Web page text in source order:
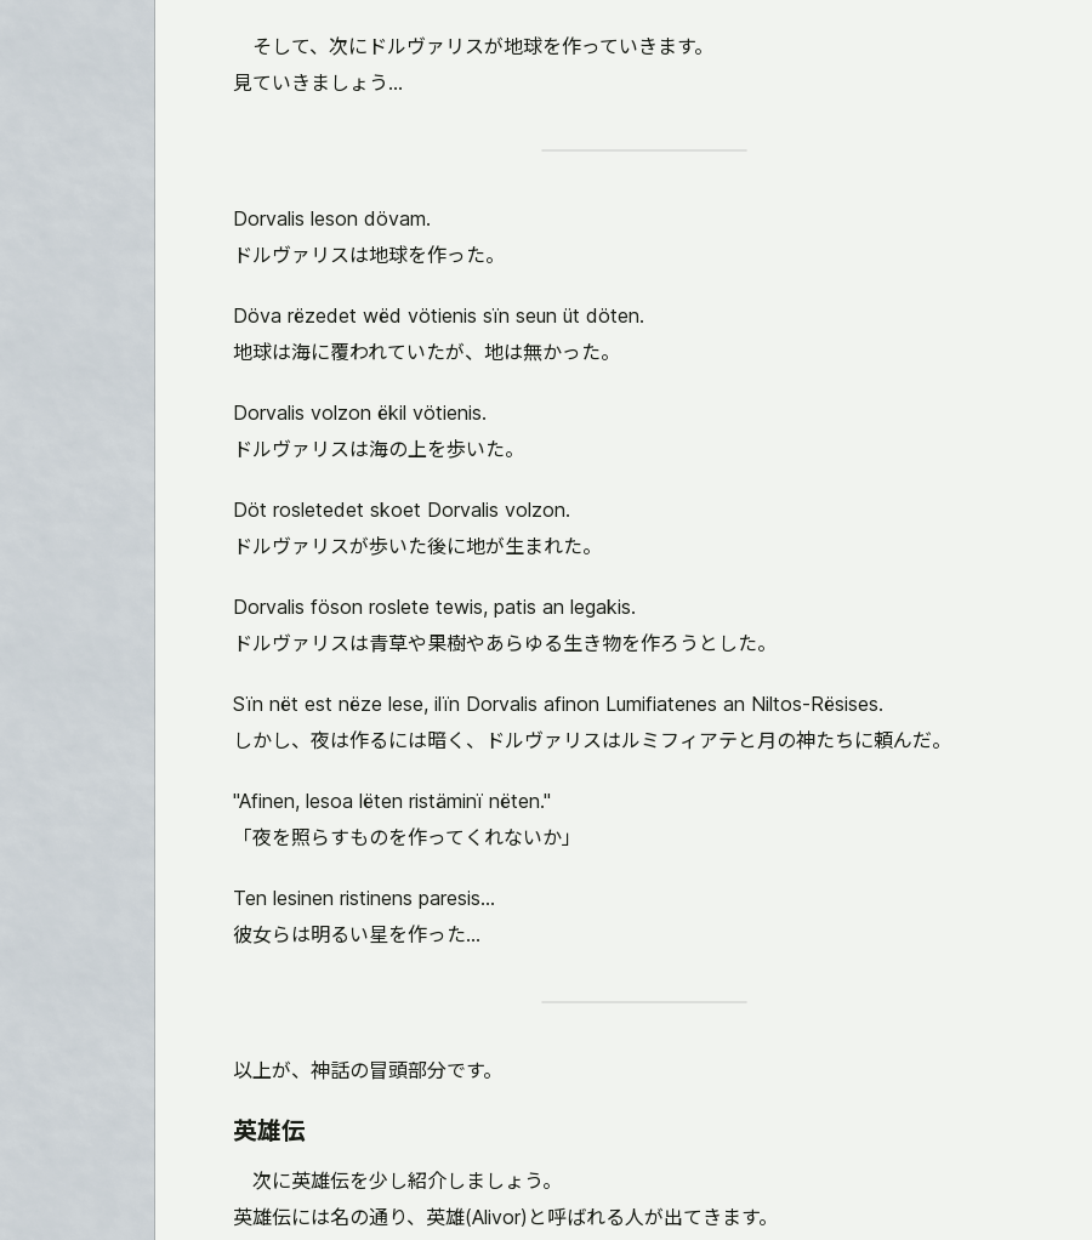
そして、次にドルヴァリスが地球を作っていきます。
見ていきましょう...
Dorvalis leson dövam.
ドルヴァリスは地球を作った。
Döva rëzedet wëd vötienis sïn seun üt döten.
地球は海に覆われていたが、地は無かった。
Dorvalis volzon ëkil vötienis.
ドルヴァリスは海の上を歩いた。
Döt rosletedet skoet Dorvalis volzon.
ドルヴァリスが歩いた後に地が生まれた。
Dorvalis föson roslete tewis, patis an legakis.
ドルヴァリスは青草や果樹やあらゆる生き物を作ろうとした。
Sïn nët est nëze lese, ilïn Dorvalis afinon Lumifiatenes an Niltos-Rësises.
しかし、夜は作るには暗く、ドルヴァリスはルミフィアテと月の神たちに頼んだ。
"Afinen, lesoa lëten ristäminï nëten."
「夜を照らすものを作ってくれないか」
Ten lesinen ristinens paresis...
彼女らは明るい星を作った...
以上が、神話の冒頭部分です。
英雄伝
次に英雄伝を少し紹介しましょう。
英雄伝には名の通り、英雄(Alivor)と呼ばれる人が出てきます。